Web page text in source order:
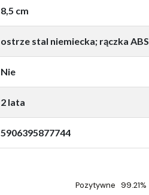
8,5 cm
ostrze stal niemiecka; rączka ABS
Nie
2 lata
5906395877744
Pozytywne 99.21%